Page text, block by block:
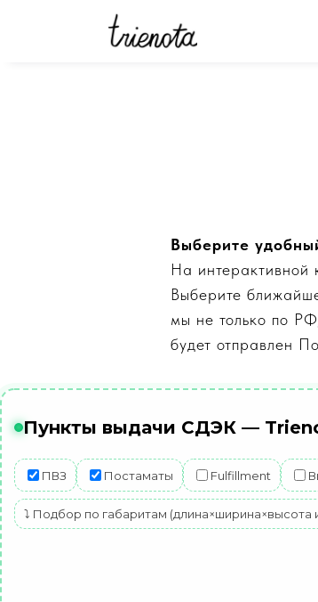
Выберите
На интерактивной
Выберите
мы не только по
будет отправлен
Пункты выдачи СДЭК —
ПВЗ Постаматы Fulfillment
⤵ Подбор по габаритам (длина×ширина×высота